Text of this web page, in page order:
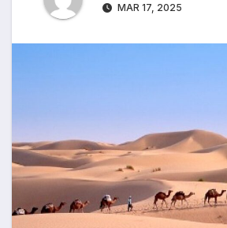
MAR 17, 2025